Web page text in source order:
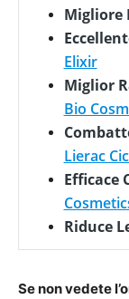
Migliore
Elixir
Miglior
Bio
Lierac
Efficace
Riduce
Se non vedete